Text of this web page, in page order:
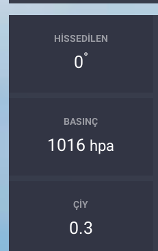
HISSEDILEN
0°
BASINÇ
1016 hpa
ÇIY
0.3